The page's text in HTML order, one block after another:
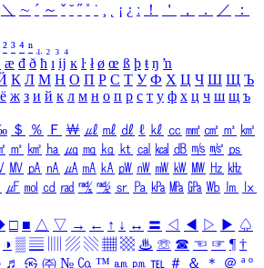
＼ ∼ ´ ～ ˇ ˘ ˝ ˚ ˙ ¸ ¡ ¿ ː ！ ＇ ， ． ／
：
² ³ ⁴ ⁿ ₁ ₂ ₃ ₄
æ đ ð ħ ı ĳ ĸ ŀ ł ø œ ß þ ŧ ŋ ŉ
К Л М Н О П Р С Т У Ф Х Ц Ч Ш Щ Ъ
ё ж з и й к л м н о п р с т у ф х ц ч ш щ ъ
＄ ％ Ｆ ￦ ㎕ ㎖ ㎗ ℓ ㎘ ㏄ ㎣ ㎤ ㎥ ㎦
㎡ ㎢ ㏊ ㎍ ㎎ ㎏ ㏏ ㎈ ㎉ ㏈ ㎧ ㎨ ㎰
㎹ ㎀ ㎁ ㎂ ㎃ ㎄ ㎺ ㎻ ㎽ ㎾ ㎿ ㎐ ㎑
㎌ ㏖ ㏅ ㎭ ㎮ ㎯ ㏛ ㎩ ㎪ ㎫ ㎬ ㏝ ㏐
㏓
□ ■ △ ▽ → ← ↑ ↓ ↔ 〓 ◁ ◀ ▷ ▶ ♤
◑ ▒ ▤ ▨ ▧ ▦ ▩ ♨ ☏ ☎ ☜ ☞ ¶ †
♬ ㉿ ㈜ № ㏇ ™ ㏂ ㏘ ℡ ＃ ＆ ＊ ＠ ª º